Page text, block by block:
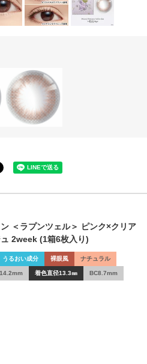
＜ラプンツェル＞ ピンク×クリア
2week (1箱6枚入り)
うるおい成分 裸眼風 ナチュラル
着色直径13.3㎜ BC8.7mm